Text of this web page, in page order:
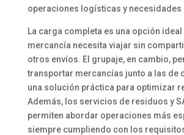
operaciones logísticas y necesidades
La carga completa es una opción ideal
mercancía necesita viajar sin
otros envíos. El grupaje, en cambio,
transportar mercancías junto a las de
una solución práctica para optimizar
Además, los servicios de residuos y
permiten abordar operaciones más
siempre cumpliendo con los